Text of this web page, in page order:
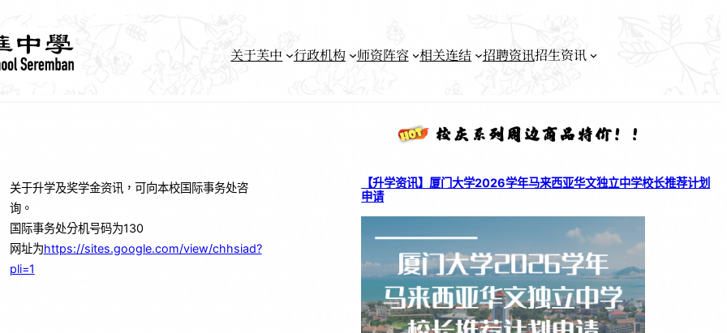
关于芙中 行政机构 师资阵容 相关连结 招聘资讯招生资讯
关于升学及奖学金资讯，可向本校国际事务处咨
询。
国际事务处分机号码为130
网址为https://sites.google.com/view/chhsiad?
pli=1
【升学资讯】厦门大学2026学年马来西亚华文独立中学校长推荐计划
申请